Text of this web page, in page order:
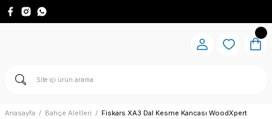
Anasayfa Bahçe Aletleri Fiskars XA3 Dal Kesme Kancası WoodXpert